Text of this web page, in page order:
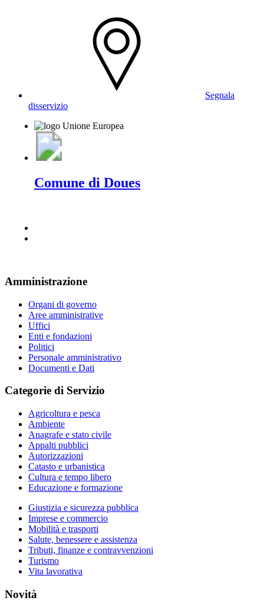
Segnala
disservizio
Comune di Doues
Amministrazione
Organi di governo
Aree amministrative
Uffici
Enti e fondazioni
Politici
Personale amministrativo
Documenti e Dati
Categorie di Servizio
Agricoltura e pesca
Ambiente
Anagrafe e stato civile
Appalti pubblici
Autorizzazioni
Catasto e urbanistica
Cultura e tempo libero
Educazione e formazione
Giustizia e sicurezza pubblica
Imprese e commercio
Mobilità e trasporti
Salute, benessere e assistenza
Tributi, finanze e contravvenzioni
Turismo
Vita lavorativa
Novità